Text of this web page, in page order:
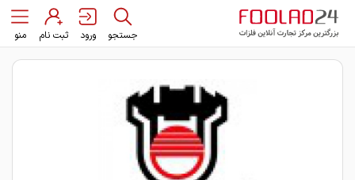
جستجو ورود ثبت نام منو